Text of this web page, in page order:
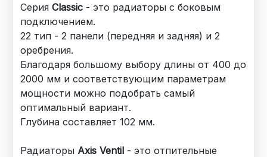
СерияClassic - это радиаторы с боковым
подключением.
22 тип - 2 панели (передняя и задняя) и 2
оребрения.
Благодаря большому выбору длины от 400 до
2000 мм и соответствующим параметрам
мощности можно подобрать самый
оптимальный вариант.
Глубина составляет 102 мм.
Радиаторы Axis Ventil - это отпительные